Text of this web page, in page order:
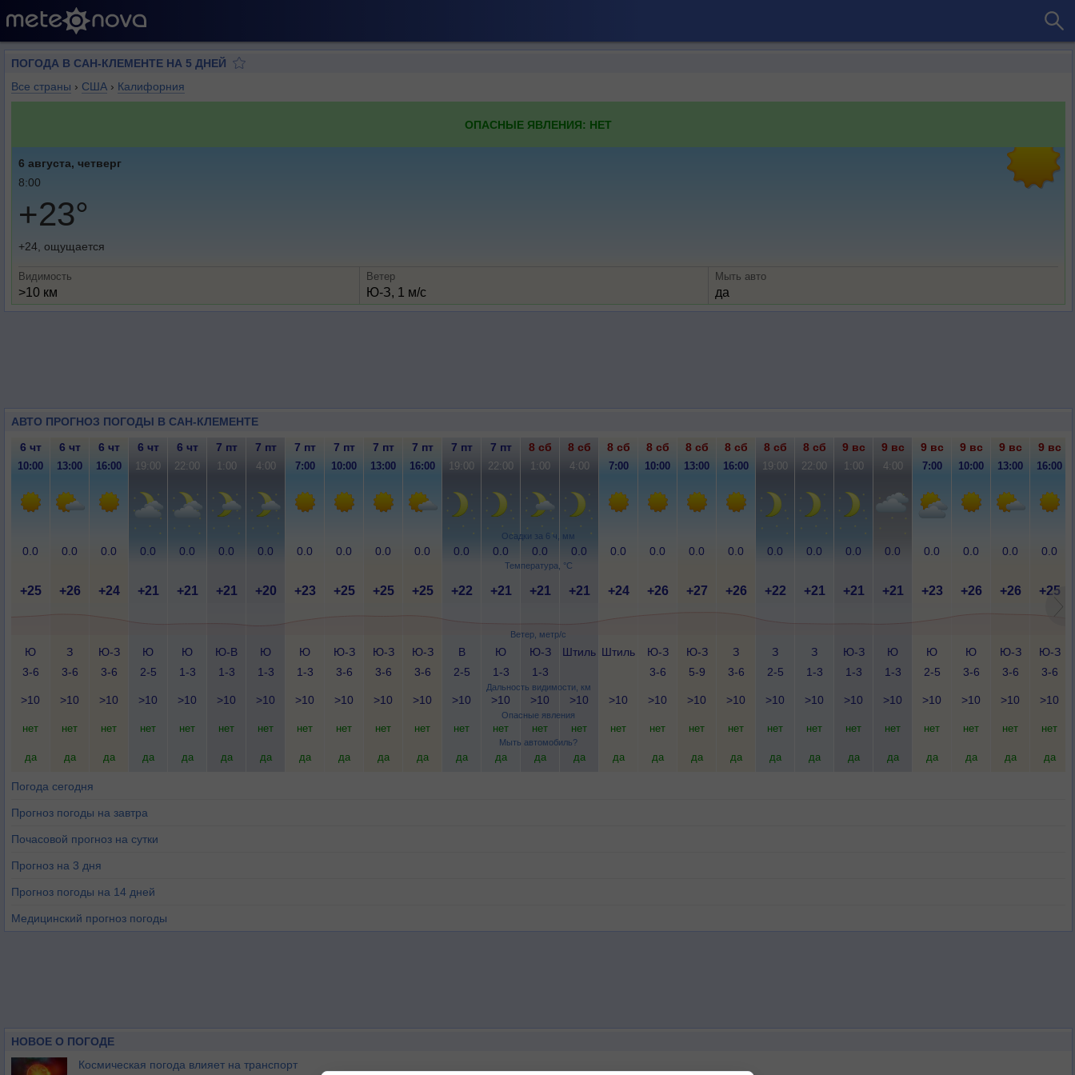
ПОГОДА В САН-КЛЕМЕНТЕ НА 5 ДНЕЙ
Все страны › США › Калифорния
ОПАСНЫЕ ЯВЛЕНИЯ: НЕТ
6 августа, четверг
8:00
+23°
+24, ощущается
Видимость
>10 км
Ветер
Ю-З, 1 м/с
Мыть авто
да
АВТО ПРОГНОЗ ПОГОДЫ В САН-КЛЕМЕНТЕ
Осадки за 6 ч, мм
Температура, °C
Ветер, метр/с
Дальность видимости, км
Опасные явления
Мыть автомобиль?
6 чт 6 чт 6 чт 6 чт 6 чт 7 пт 7 пт 7 пт 7 пт 7 пт 7 пт 7 пт 7 пт 8 сб 8 сб 8 сб 8 сб 8 сб 8 сб 8 сб 8 сб 9 вс 9 вс 9 вс 9 вс 9 вс 9 вс
10:00 13:00 16:00 19:00 22:00 1:00 4:00 7:00 10:00 13:00 16:00 19:00 22:00 1:00 4:00 7:00 10:00 13:00 16:00 19:00 22:00 1:00 4:00 7:00 10:00 13:00 16:00
0.0 0.0 0.0 0.0 0.0 0.0 0.0 0.0 0.0 0.0 0.0 0.0 0.0 0.0 0.0 0.0 0.0 0.0 0.0 0.0 0.0 0.0 0.0 0.0 0.0 0.0 0.0
+25 +26 +24 +21 +21 +21 +20 +23 +25 +25 +25 +22 +21 +21 +21 +24 +26 +27 +26 +22 +21 +21 +21 +23 +26 +26 +25
Ю
3-6
З
3-6
Ю-З
3-6
Ю
2-5
Ю
1-3
Ю-В
1-3
Ю
1-3
Ю
1-3
Ю-З
3-6
Ю-З
3-6
Ю-З
3-6
В
2-5
Ю
1-3
Ю-З
1-3
Штиль Штиль
Ю-З
3-6
Ю-З
5-9
З
3-6
З
2-5
З
1-3
Ю-З
1-3
Ю
1-3
Ю
2-5
Ю
3-6
Ю-З
3-6
Ю-З
3-6
>10 >10 >10 >10 >10 >10 >10 >10 >10 >10 >10 >10 >10 >10 >10 >10 >10 >10 >10 >10 >10 >10 >10 >10 >10 >10 >10
нет нет нет нет нет нет нет нет нет нет нет нет нет нет нет нет нет нет нет нет нет нет нет нет нет нет нет
да да да да да да да да да да да да да да да да да да да да да да да да да да да
Погода сегодня
Прогноз погоды на завтра
Почасовой прогноз на сутки
Прогноз на 3 дня
Прогноз погоды на 14 дней
Медицинский прогноз погоды
НОВОЕ О ПОГОДЕ
Космическая погода влияет на транспорт